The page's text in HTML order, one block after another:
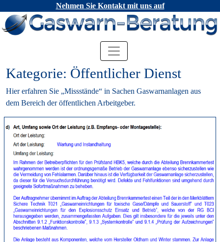
Nehmen Sie Kontakt mit uns auf
Kategorie: Öffentlicher Dienst
Hier erfahren Sie „Missstände“ in Sachen Gaswarnanlagen aus
dem Bereich der öffentlichen Arbeitgeber.